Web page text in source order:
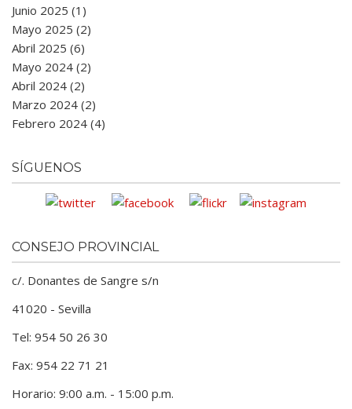
Junio 2025 (1)
Mayo 2025 (2)
Abril 2025 (6)
Mayo 2024 (2)
Abril 2024 (2)
Marzo 2024 (2)
Febrero 2024 (4)
SÍGUENOS
CONSEJO PROVINCIAL
c/. Donantes de Sangre s/n
41020 - Sevilla
Tel: 954 50 26 30
Fax: 954 22 71 21
Horario: 9:00 a.m. - 15:00 p.m.